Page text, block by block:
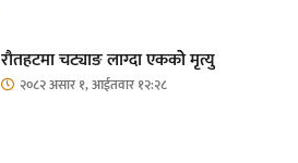
रौतहटमा चट्याङ लाग्दा एककोे मृत्यु
२०८२ असार १, आईतवार १२:२८